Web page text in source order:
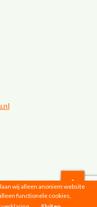
wij alleen anoniem website
functionele cookies,